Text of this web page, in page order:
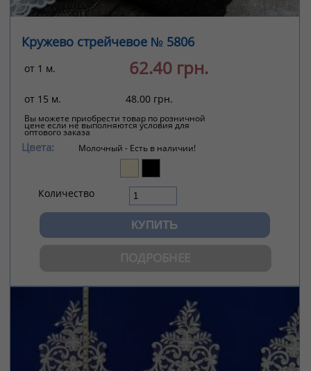
Кружево стрейчевое № 5806
от 1 м. 62.40 грн.
от 15 м. 48.00 грн.
Вы можете приобрести товар по розничной
цене если не выполняются условия для
оптового заказа
Цвета: Молочный - Есть в наличии!
Количество